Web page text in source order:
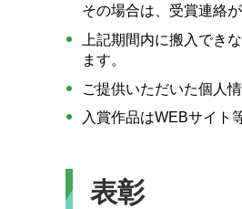
その場合は、受賞連絡
上記期間内に搬入でき
ます。
ご提供いただいた個人
入賞作品はWEBサイト
表彰